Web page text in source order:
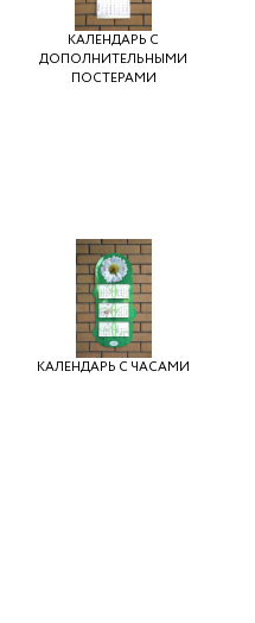
КАЛЕНДАРЬ С
ДОПОЛНИТЕЛЬНЫМИ
ПОСТЕРАМИ
КАЛЕНДАРЬ С ЧАСАМИ